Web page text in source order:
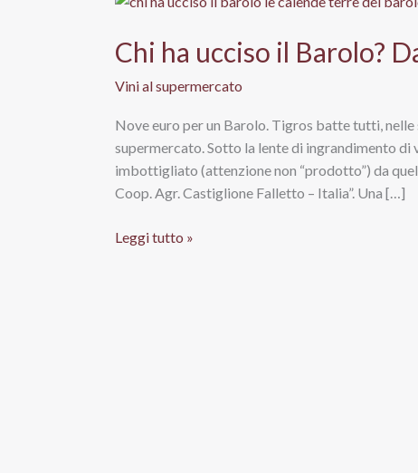
Chi ha ucciso il Barolo?
Vini al supermercato
Nove euro per un Barolo. Tigros batte tutti,
supermercato. Sotto la lente di ingrandimento di
imbottigliato (attenzione non “prodotto”) da
Coop. Agr. Castiglione Falletto – Italia”. Una […]
Chi
Leggi tutto »